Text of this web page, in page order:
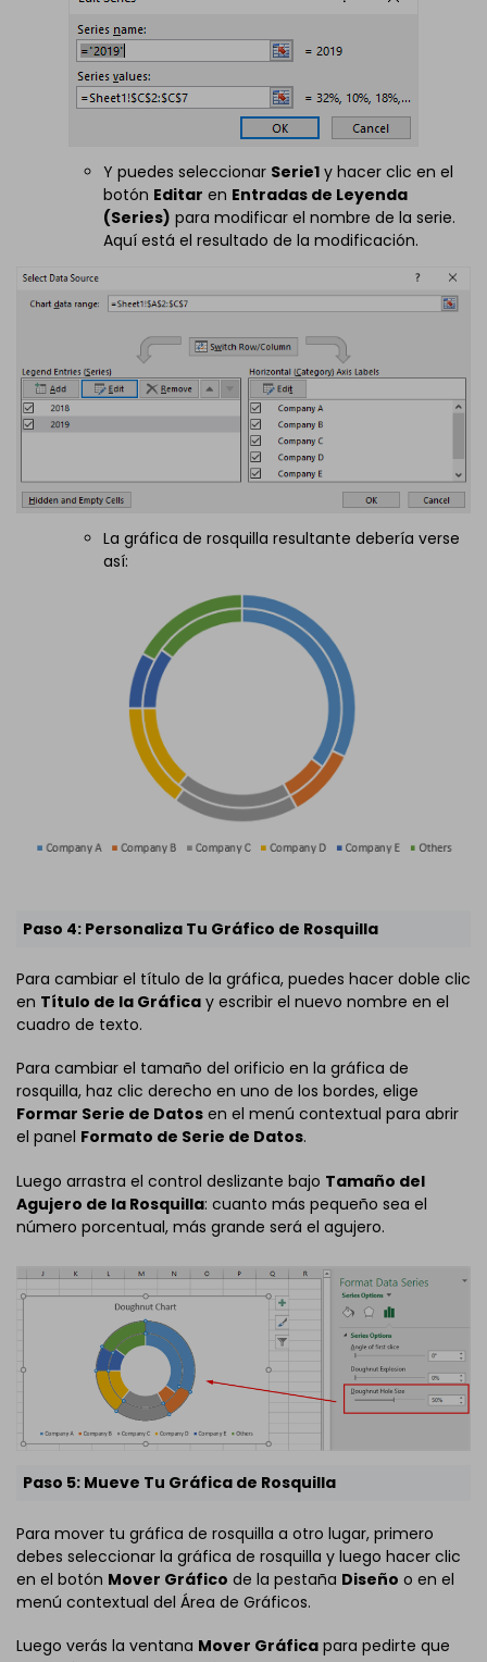
Y puedes seleccionar Serie1 y hacer clic en el
botón Editar en Entradas de Leyenda
(Series) para modificar el nombre de la serie.
Aquí está el resultado de la modificación.
La gráfica de rosquilla resultante debería verse
así:
Paso 4: Personaliza Tu Gráfico de Rosquilla
Para cambiar el título de la gráfica, puedes hacer doble clic
en Título de la Gráfica y escribir el nuevo nombre en el
cuadro de texto.
Para cambiar el tamaño del orificio en la gráfica de
rosquilla, haz clic derecho en uno de los bordes, elige
Formar Serie de Datos en el menú contextual para abrir
el panel Formato de Serie de Datos.
Luego arrastra el control deslizante bajo Tamaño del
Agujero de la Rosquilla: cuanto más pequeño sea el
número porcentual, más grande será el agujero.
Paso 5: Mueve Tu Gráfica de Rosquilla
Para mover tu gráfica de rosquilla a otro lugar, primero
debes seleccionar la gráfica de rosquilla y luego hacer clic
en el botón Mover Gráfico de la pestaña Diseño o en el
menú contextual del Área de Gráficos.
Luego verás la ventana Mover Gráfica para pedirte que